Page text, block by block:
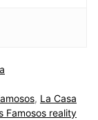
, La Casa
Famosos reality